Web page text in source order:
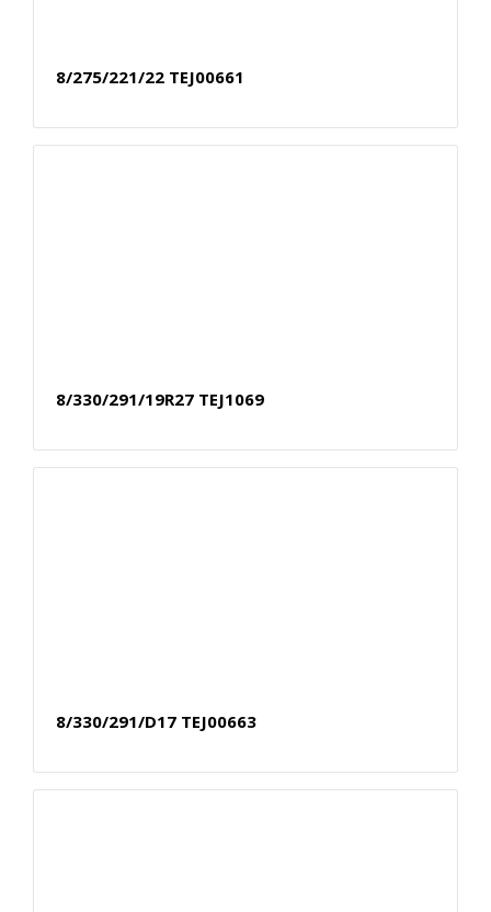
8/275/221/22 TEJ00661
8/330/291/19R27 TEJ1069
8/330/291/D17 TEJ00663